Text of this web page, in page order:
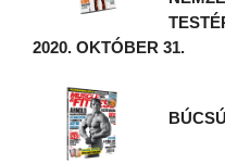
2020. OKTÓBER 31.